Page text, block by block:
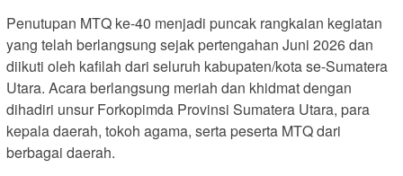
Penutupan MTQ ke-40 menjadi puncak rangkaian kegiatan
yang telah berlangsung sejak pertengahan Juni 2026 dan
diikuti oleh kafilah dari seluruh kabupaten/kota se-Sumatera
Utara. Acara berlangsung meriah dan khidmat dengan
dihadiri unsur Forkopimda Provinsi Sumatera Utara, para
kepala daerah, tokoh agama, serta peserta MTQ dari
berbagai daerah.